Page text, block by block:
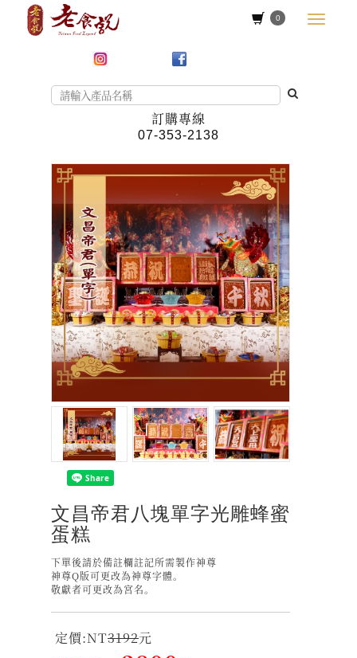
0
訂購專線
07-353-2138
文昌帝君八塊單字光雕蜂蜜
蛋糕
下單後請於備註欄註記所需製作神尊
神尊Q版可更改為神尊字體。
敬獻者可更改為宮名。
定價:NT3192元